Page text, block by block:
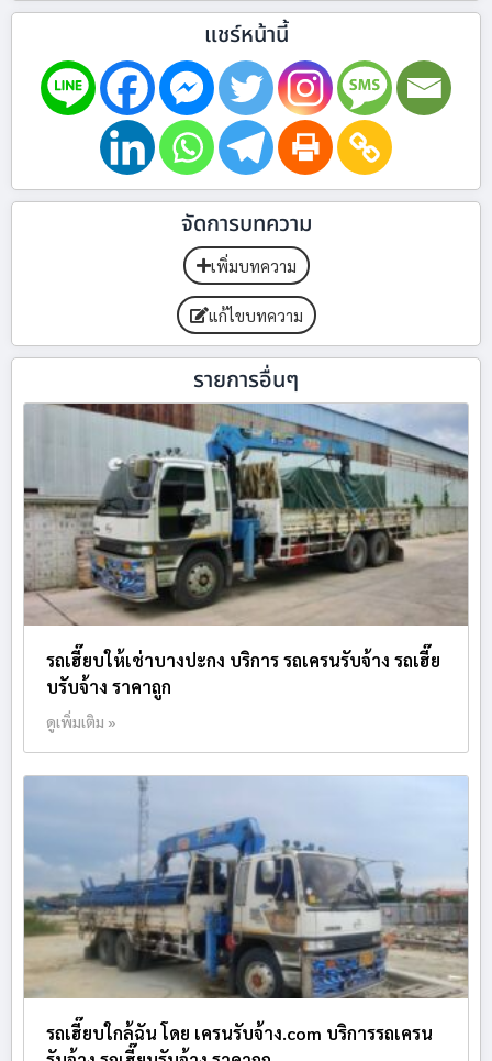
แชร์หน้านี้
จัดการบทความ
เพิ่มบทความ
แก้ไขบทความ
รายการอื่นๆ
รถเฮี๊ยบให้เช่าบางปะกง บริการ รถเครนรับจ้าง รถเฮี๊ย
บรับจ้าง ราคาถูก
ดูเพิ่มเติม »
รถเฮี๊ยบใกล้ฉัน โดย เครนรับจ้าง.com บริการรถเครน